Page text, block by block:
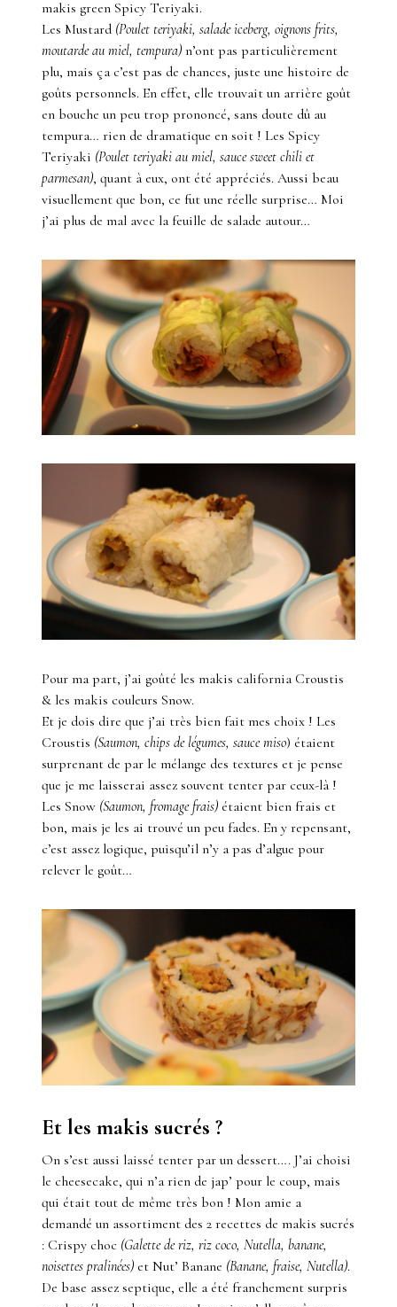
makis green Spicy Teriyaki.
Les Mustard (Poulet teriyaki, salade iceberg, oignons frits,
moutarde au miel, tempura) n’ont pas particulièrement
plu, mais ça c’est pas de chances, juste une histoire de
goûts personnels. En effet, elle trouvait un arrière goût
en bouche un peu trop prononcé, sans doute dû au
tempura… rien de dramatique en soit ! Les Spicy
Teriyaki (Poulet teriyaki au miel, sauce sweet chili et
parmesan), quant à eux, ont été appréciés. Aussi beau
visuellement que bon, ce fut une réelle surprise… Moi
j’ai plus de mal avec la feuille de salade autour…
Pour ma part, j’ai goûté les makis california Croustis
& les makis couleurs Snow.
Et je dois dire que j’ai très bien fait mes choix ! Les
Croustis (Saumon, chips de légumes, sauce miso) étaient
surprenant de par le mélange des textures et je pense
que je me laisserai assez souvent tenter par ceux-là !
Les Snow (Saumon, fromage frais) étaient bien frais et
bon, mais je les ai trouvé un peu fades. En y repensant,
c’est assez logique, puisqu’il n’y a pas d’algue pour
relever le goût…
Et les makis sucrés ?
On s’est aussi laissé tenter par un dessert…. J’ai choisi
le cheesecake, qui n’a rien de jap’ pour le coup, mais
qui était tout de même très bon ! Mon amie a
demandé un assortiment des 2 recettes de makis sucrés
: Crispy choc (Galette de riz, riz coco, Nutella, banane,
noisettes pralinées) et Nut’ Banane (Banane, fraise, Nutella).
De base assez septique, elle a été franchement surpris